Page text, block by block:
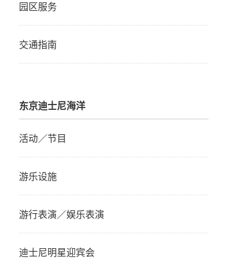
园区服务
交通指南
东京迪士尼海洋
活动／节目
游乐设施
游行表演／娱乐表演
迪士尼明星迎宾会